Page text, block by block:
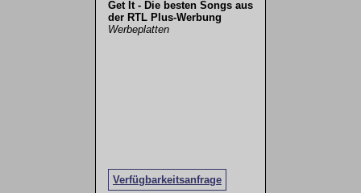
Get It - Die besten Songs aus
der RTL Plus-Werbung
Werbeplatten
Verfügbarkeitsanfrage